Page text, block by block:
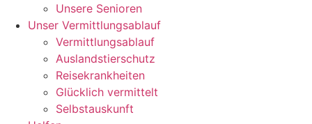
Unsere Senioren
Unser Vermittlungsablauf
Vermittlungsablauf
Auslandstierschutz
Reisekrankheiten
Glücklich vermittelt
Selbstauskunft